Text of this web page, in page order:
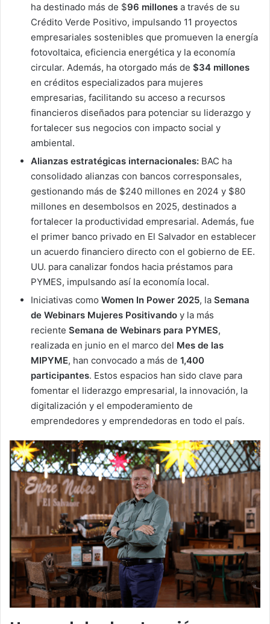
ha destinado más de $96 millones a través de su
Crédito Verde Positivo, impulsando 11 proyectos
empresariales sostenibles que promueven la energía
fotovoltaica, eficiencia energética y la economía
circular. Además, ha otorgado más de $34 millones
en créditos especializados para mujeres
empresarias, facilitando su acceso a recursos
financieros diseñados para potenciar su liderazgo y
fortalecer sus negocios con impacto social y
ambiental.
Alianzas estratégicas internacionales: BAC ha
consolidado alianzas con bancos corresponsales,
gestionando más de $240 millones en 2024 y $80
millones en desembolsos en 2025, destinados a
fortalecer la productividad empresarial. Además, fue
el primer banco privado en El Salvador en establecer
un acuerdo financiero directo con el gobierno de EE.
UU. para canalizar fondos hacia préstamos para
PYMES, impulsando así la economía local.
Iniciativas como Women In Power 2025, la Semana
de Webinars Mujeres Positivando y la más
reciente Semana de Webinars para PYMES,
realizada en junio en el marco del Mes de las
MIPYME, han convocado a más de 1,400
participantes. Estos espacios han sido clave para
fomentar el liderazgo empresarial, la innovación, la
digitalización y el empoderamiento de
emprendedores y emprendedoras en todo el país.